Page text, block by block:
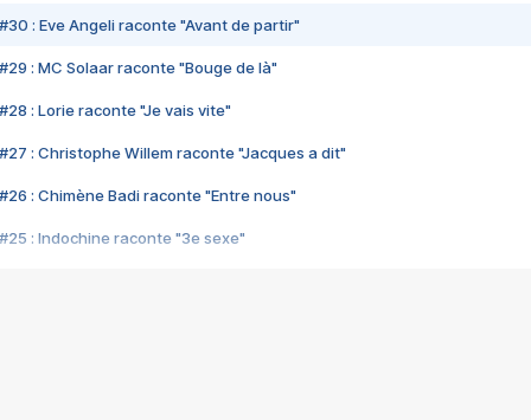
#30 : Eve Angeli raconte "Avant de partir"
#29 : MC Solaar raconte "Bouge de là"
#28 : Lorie raconte "Je vais vite"
#27 : Christophe Willem raconte "Jacques a dit"
#26 : Chimène Badi raconte "Entre nous"
#25 : Indochine raconte "3e sexe"